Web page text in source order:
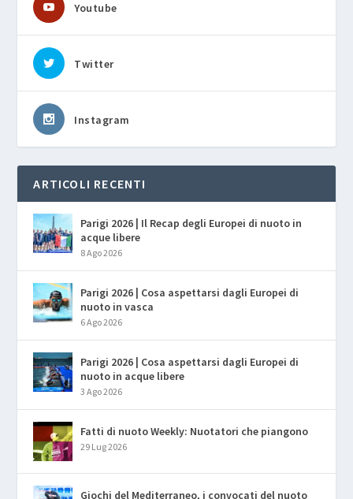
Youtube
Twitter
Instagram
ARTICOLI RECENTI
Parigi 2026 | Il Recap degli Europei di nuoto in
acque libere
8 Ago 2026
Parigi 2026 | Cosa aspettarsi dagli Europei di
nuoto in vasca
6 Ago 2026
Parigi 2026 | Cosa aspettarsi dagli Europei di
nuoto in acque libere
3 Ago 2026
Fatti di nuoto Weekly: Nuotatori che piangono
29 Lug 2026
Giochi del Mediterraneo, i convocati del nuoto